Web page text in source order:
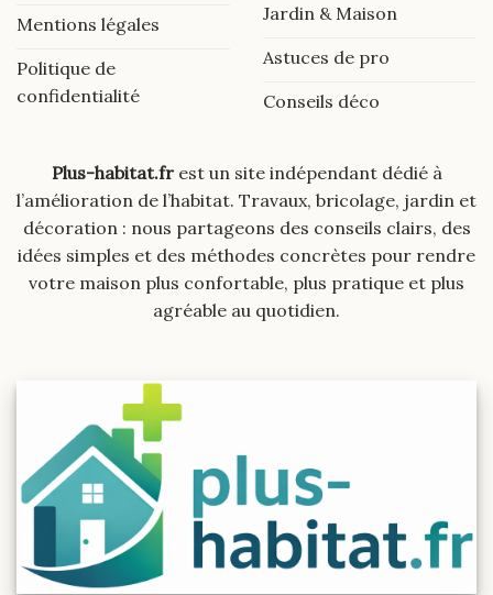
Mentions légales
Politique de
confidentialité
Jardin & Maison
Astuces de pro
Conseils déco
Plus-habitat.frest un site indépendant dédié à
l’amélioration de l’habitat. Travaux, bricolage, jardin et
décoration : nous partageons des conseils clairs, des
idées simples et des méthodes concrètes pour rendre
votre maison plus confortable, plus pratique et plus
agréable au quotidien.